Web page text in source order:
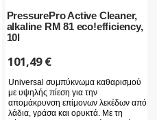
PressurePro Active Cleaner,
alkaline RM 81 eco!efficiency,
10l
101,49€
Universal συμπύκνωμα καθαρισμού
με υψηλής πίεση για την
απομάκρυνση επίμονων λεκέδων από
λάδια, γράσα και ορυκτά. Με τη